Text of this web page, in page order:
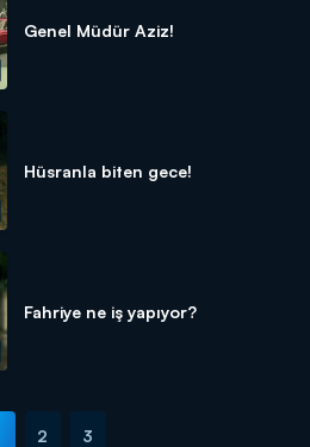
Genel Müdür Aziz!
Hüsranla biten gece!
Fahriye ne iş yapıyor?
2 3